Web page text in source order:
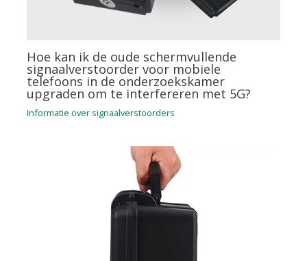
Hoe kan ik de oude schermvullende
signaalverstoorder voor mobiele
telefoons in de onderzoekskamer
upgraden om te interfereren met 5G?
Informatie over signaalverstoorders